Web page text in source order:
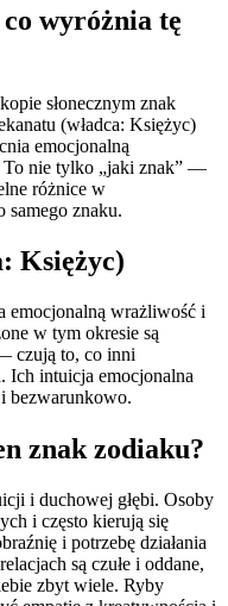
wyróżnia tę
słonecznym znak
(władca: Księżyc)
emocjonalną
To nie tylko „jaki znak” —
różnice w
samego znaku.
Księżyc)
emocjonalną wrażliwość i
w tym okresie są
czują to, co inni
Ich intuicja emocjonalna
bezwarunkowo.
znak zodiaku?
i duchowej głębi. Osoby
i często kierują się
i potrzebę działania
są czułe i oddane,
zbyt wiele. Ryby